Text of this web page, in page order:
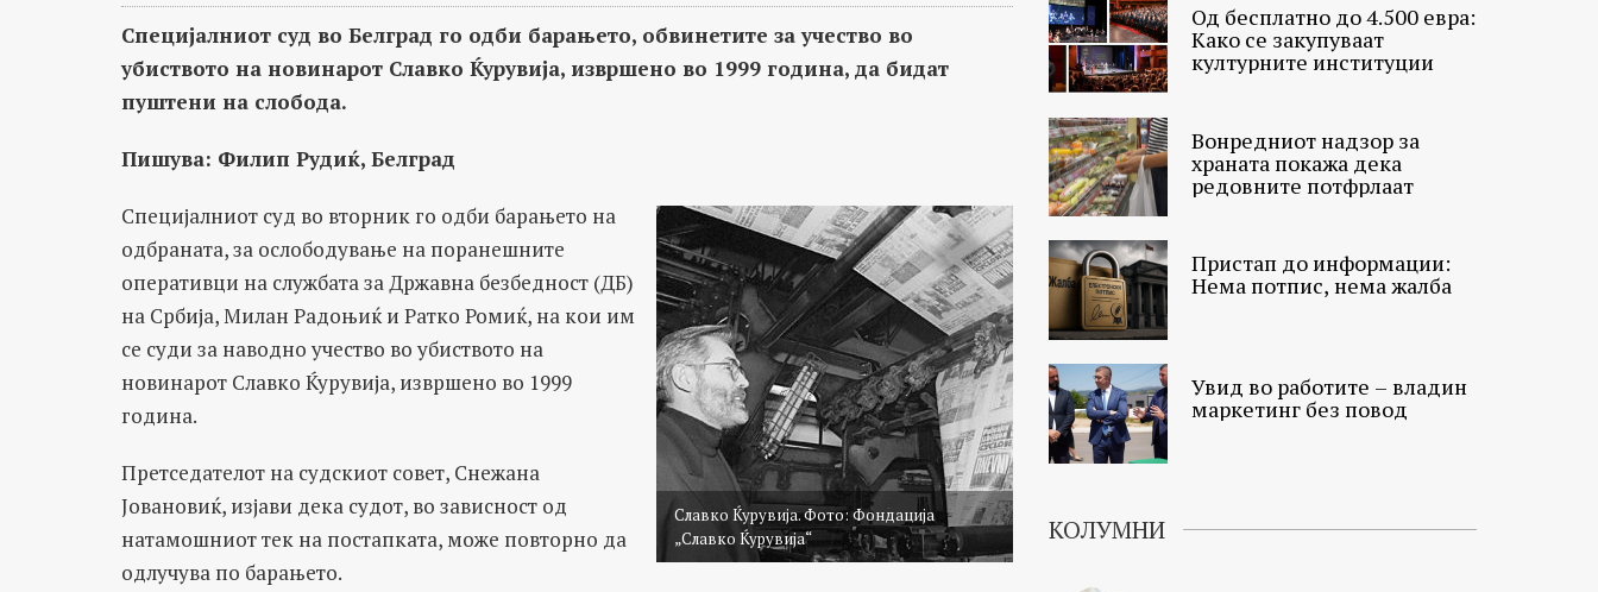
Специјалниот суд во Белград го одби барањето, обвинетите за учество во
убиството на новинарот Славко Ќурувија, извршено во 1999 година, да бидат
пуштени на слобода.
Пишува: Филип Рудиќ, Белград
Славко Ќурувија. Фото: Фондација
„Славко Ќурувија“
Специјалниот суд во вторник го одби барањето на
одбраната, за ослободување на поранешните
оперативци на службата за Државна безбедност (ДБ)
на Србија, Милан Радоњиќ и Ратко Ромиќ, на кои им
се суди за наводно учество во убиството на
новинарот Славко Ќурувија, извршено во 1999
година.
Претседателот на судскиот совет, Снежана
Јовановиќ, изјави дека судот, во зависност од
натамошниот тек на постапката, може повторно да
одлучува по барањето.
Од бесплатно до 4.500 евра:
Како се закупуваат
културните институции
Вонредниот надзор за
храната покажа дека
редовните потфрлаат
Пристап до информации:
Нема потпис, нема жалба
Увид во работите – владин
маркетинг без повод
КОЛУМНИ